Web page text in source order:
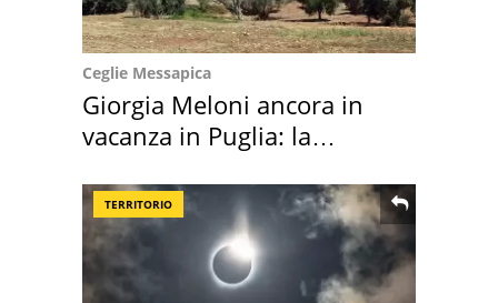
Ceglie Messapica
Giorgia Meloni ancora in
vacanza in Puglia: la
TERRITORIO